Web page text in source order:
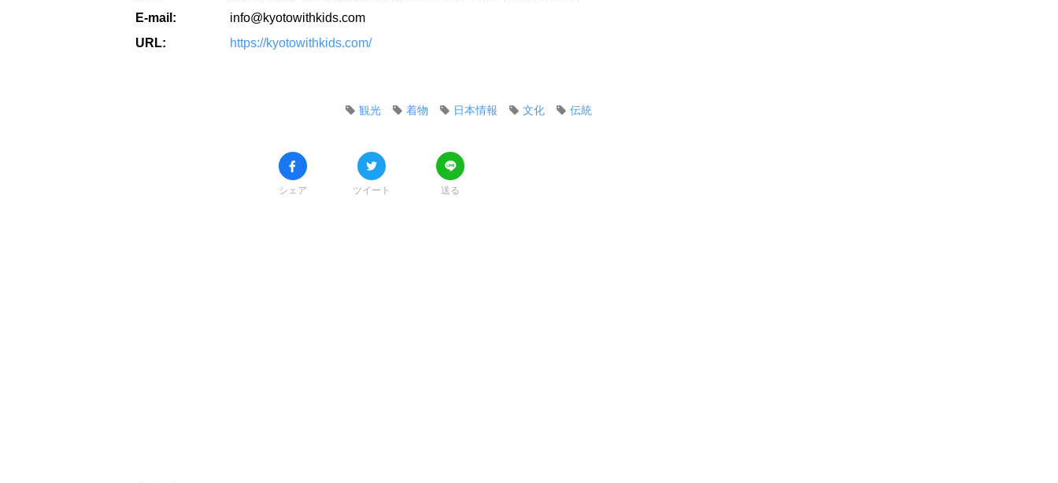
E-mail:
info@kyotowithkids.com
URL:
https://kyotowithkids.com/
伝統
文化
日本情報
着物
観光
シェア ツイート 送る